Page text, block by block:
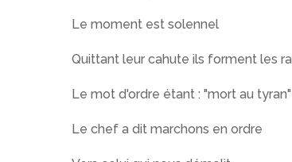
Le moment est solennel
Quittant leur cahute ils forment les
Le mot d'ordre étant : "mort au tyran"
Le chef a dit marchons en ordre